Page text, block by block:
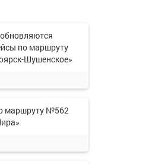
по маршруту
Шушенское»
маршруту №562